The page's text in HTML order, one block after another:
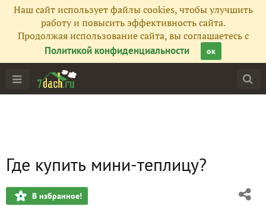
Наш сайт использует файлы cookies, чтобы улучшить
работу и повысить эффективность сайта.
Продолжая использование сайта, вы соглашаетесь с
Политикой конфиденциальности
ок
Где купить мини-теплицу?
В избранное!